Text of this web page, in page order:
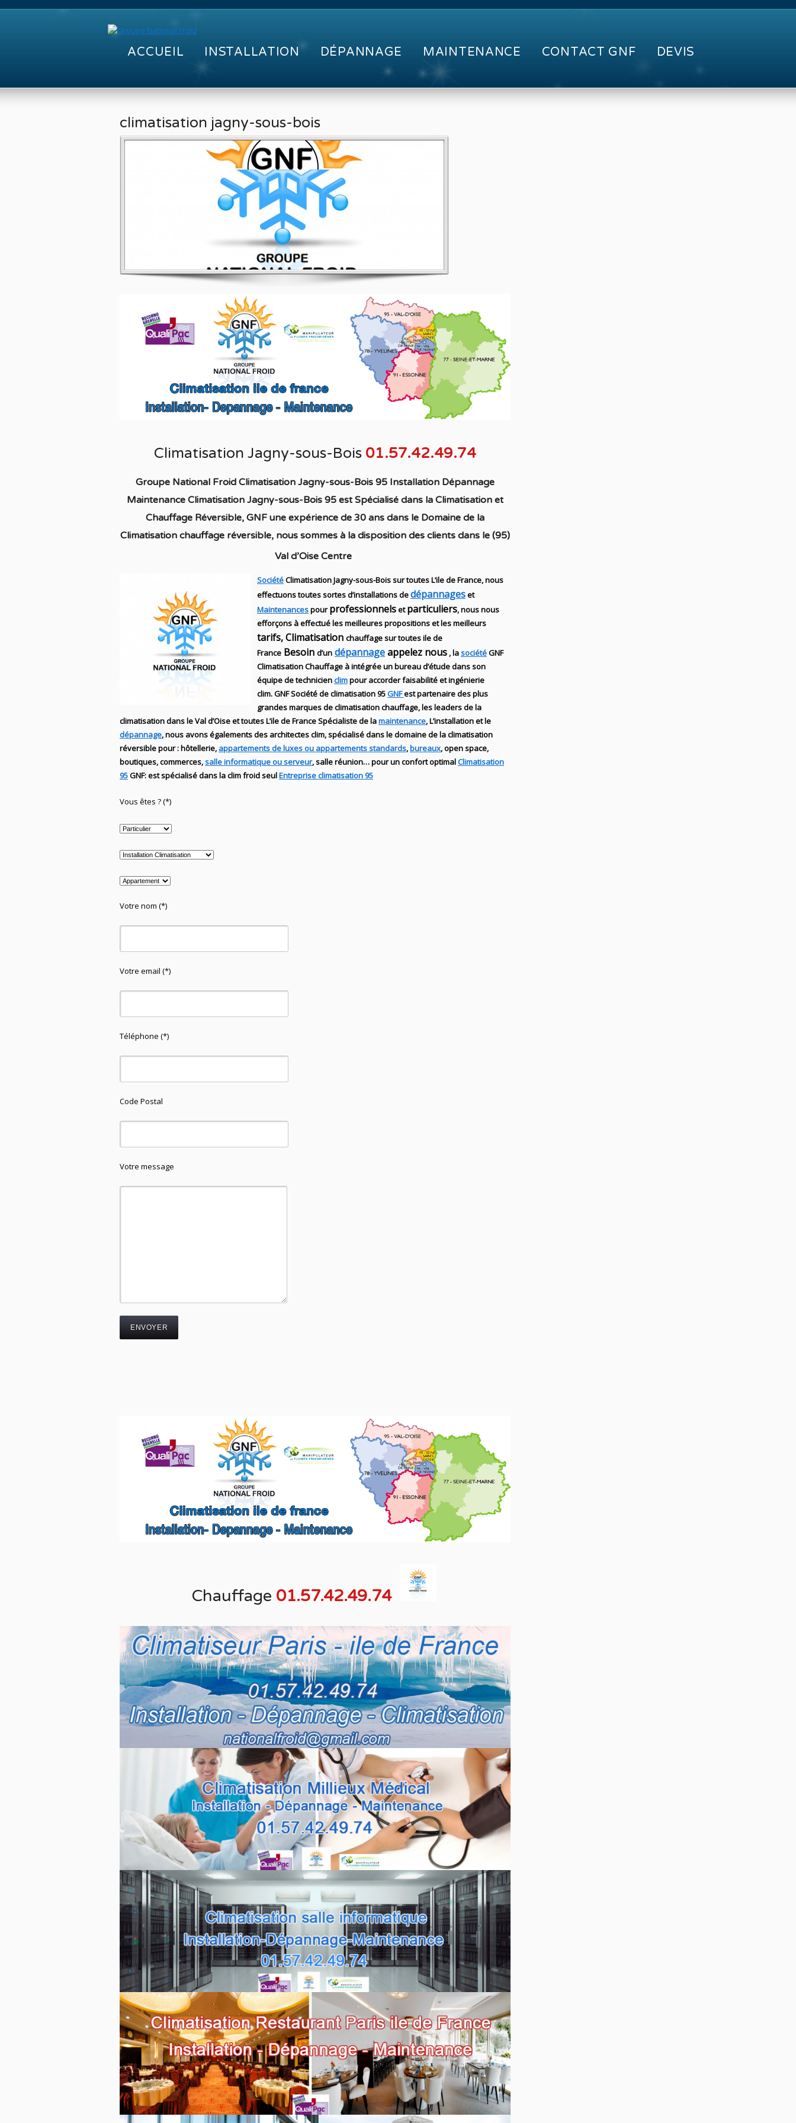
ACCUEIL INSTALLATION DÉPANNAGE MAINTENANCE CONTACT GNF DEVIS
climatisation jagny-sous-bois
Climatisation Jagny-sous-Bois 01.57.42.49.74
Groupe National Froid Climatisation Jagny-sous-Bois 95 Installation Dépannage
Maintenance Climatisation Jagny-sous-Bois 95 est Spécialisé dans la Climatisation et
Chauffage Réversible, GNF une expérience de 30 ans dans le Domaine de la
Climatisation chauffage réversible, nous sommes à la disposition des clients dans le (95)
Val d’Oise Centre
SociétéClimatisation Jagny-sous-Bois sur toutes L’ile de France, nous
effectuons toutes sortes d’installationsdedépannageset
Maintenancespourprofessionnelsetparticuliers, nous nous
efforçons à effectué les meilleures propositions et les meilleurs
tarifs, Climatisation chauffage sur toutes ile de
France Besoin d’un dépannageappelez nous , lasociétéGNF
Climatisation Chauffage à intégrée un bureau d’étude dans son
équipe de technicienclimpour accorder faisabilité et ingénierie
clim.GNFSociété de climatisation 95GNFest partenaire des plus
grandes marques declimatisation chauffage, les leadersde la
climatisation dans le Val d’Oise et toutes L’ile de France Spécialiste de lamaintenance, L’installationet le
dépannage, nous avons égalements des architectes clim,spécialisé dans le domaine de laclimatisation
réversiblepour : hôtellerie, appartements de luxes ou appartements standards, bureaux, open space,
boutiques, commerces,salle informatique ou serveur, salle réunion… pour un confort optimalClimatisation
95GNF:estspécialisédans la climfroid seulEntreprise climatisation 95
Vous êtes ? (*)
Votre nom (*)
Votre email (*)
Téléphone (*)
Code Postal
Votre message
Chauffage 01.57.42.49.74